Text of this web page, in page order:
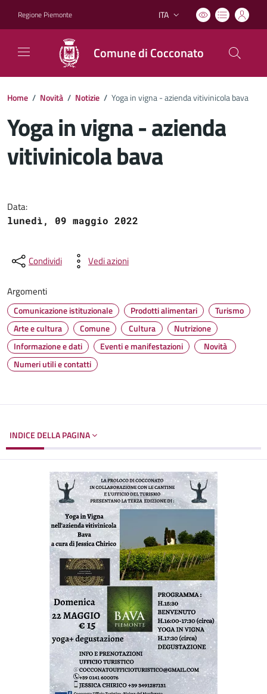
Regione Piemonte Lingua attiva:
ITA
Comune di Cocconato
Home / Novità / Notizie / Yoga in vigna - azienda vitivinicola bava
Yoga in vigna - azienda
vitivinicola bava
Data:
lunedì, 09 maggio 2022
Condividi Vedi azioni
Argomenti
Comunicazione istituzionale Prodotti alimentari
Turismo
Arte e cultura
Comune Cultura
Nutrizione
Informazione e dati
Eventi e manifestazioni
Novità
Numeri utili e contatti
INDICE DELLA PAGINA